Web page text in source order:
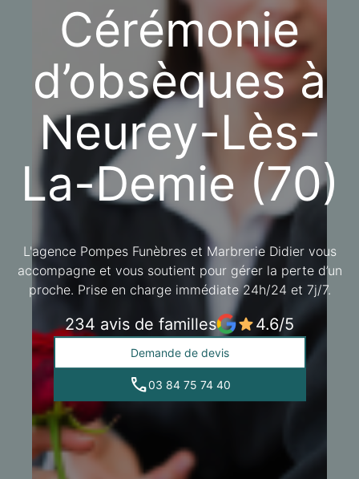
JUSSEY
LAMARCHE
VESOUL
BOURBONNE-LES-BAINS
Cérémonie
d’obsèques à
Neurey-Lès-
La-Demie (70)
L'agence Pompes Funèbres et Marbrerie Didier vous
accompagne et vous soutient pour gérer la perte d’un
proche. Prise en charge immédiate 24h/24 et 7j/7.
234 avis de familles 4.6/5
Demande de devis
03 84 75 74 40